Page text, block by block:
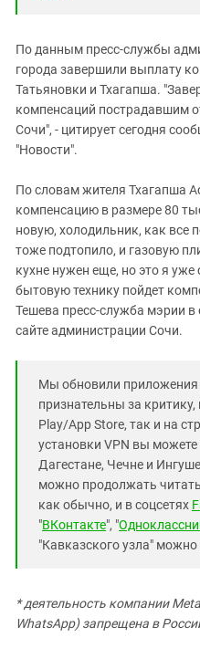
По данным пресс-службы
города завершили выплату
Татьяновки и Тхагапша.
компенсаций пострадавшим
Сочи", - цитирует сегодня
"Новости".
По словам жителя Тхагапша
компенсацию в размере 80
новую, холодильник, как все
тоже подтопило, и газовую
кухне нужен еще, но это я
бытовую технику пойдет
Тешева пресс-служба мэрии
сайте администрации Сочи.
Мы обновили приложения
признательны за
Play/App Store, так и на
установки VPN вы можете
Дагестане, Чечне и
можно продолжать читать
как обычно, и в соцсетях
"ВКонтакте", "
"Кавказского узла" можно
* деятельность компании
WhatsApp) запрещена в